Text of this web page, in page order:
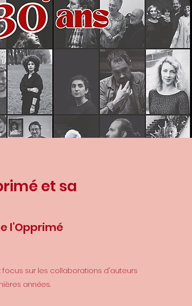
et sa
l'Opprimé
focus sur les collaborations d'auteurs
années.